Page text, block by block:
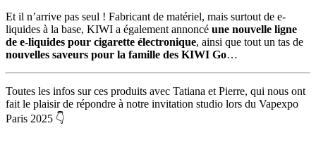
Et il n’arrive pas seul ! Fabricant de matériel, mais surtout de e-
liquides à la base, KIWI a également annoncé une nouvelle ligne
de e-liquides pour cigarette électronique, ainsi que tout un tas de
nouvelles saveurs pour la famille des KIWI Go…
Toutes les infos sur ces produits avec Tatiana et Pierre, qui nous ont
fait le plaisir de répondre à notre invitation studio lors du Vapexpo
Paris 2025 👇